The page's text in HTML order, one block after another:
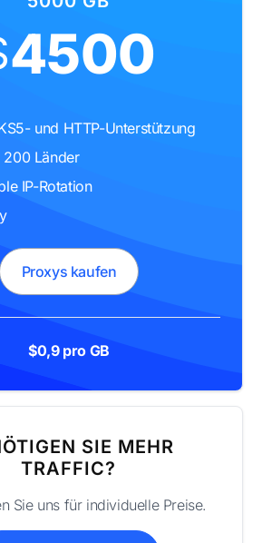
4500
und HTTP-Unterstützung
200 Länder
IP-Rotation
Proxys kaufen
$0,9 pro GB
SIE MEHR
TRAFFIC?
Sie uns für individuelle Preise.